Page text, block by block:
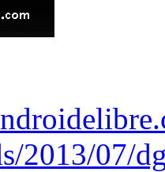
2013/07/